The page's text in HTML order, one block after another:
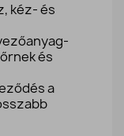
kéz- és
és
a